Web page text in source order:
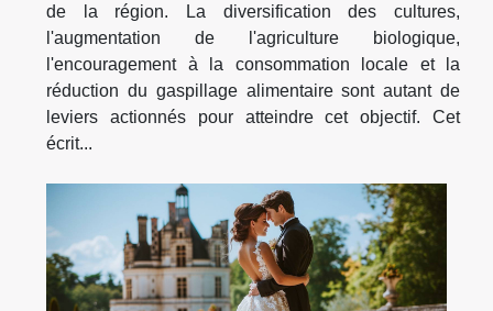
de la région. La diversification des cultures,
l'augmentation de l'agriculture biologique,
l'encouragement à la consommation locale et la
réduction du gaspillage alimentaire sont autant de
leviers actionnés pour atteindre cet objectif. Cet
écrit...